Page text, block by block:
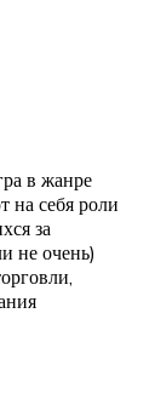
в жанре
на себя роли
за
не очень)